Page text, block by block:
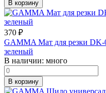
В корзину
370 ₽
GAMMA Мат для резки DK-
зеленый
В наличии: много
В корзину